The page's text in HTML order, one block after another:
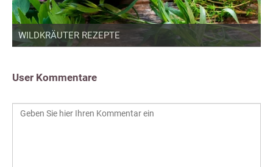
WILDKRÄUTER REZEPTE
User Kommentare